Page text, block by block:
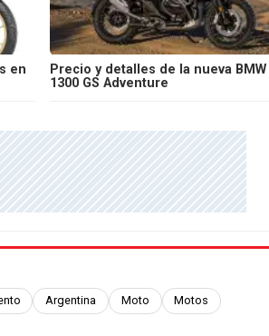
en
Precio y detalles de la nueva BMW
1300 GS Adventure
Argentina Moto Motos